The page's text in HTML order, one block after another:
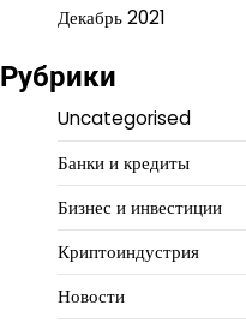
Декабрь 2021
Рубрики
Uncategorised
Банки и кредиты
Бизнес и инвестиции
Криптоиндустрия
Новости